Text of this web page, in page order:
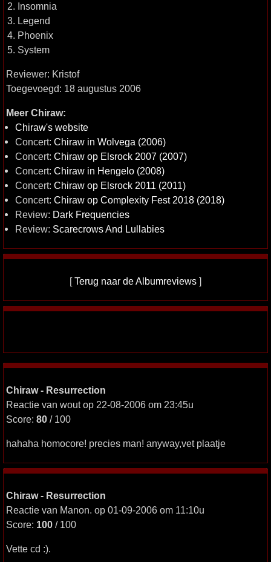
2. Insomnia
3. Legend
4. Phoenix
5. System
Reviewer: Kristof
Toegevoegd: 18 augustus 2006
Meer Chiraw:
Chiraw's website
Concert: Chiraw in Wolvega (2006)
Concert: Chiraw op Elsrock 2007 (2007)
Concert: Chiraw in Hengelo (2008)
Concert: Chiraw op Elsrock 2011 (2011)
Concert: Chiraw op Complexity Fest 2018 (2018)
Review: Dark Frequencies
Review: Scarecrows And Lullabies
[Terug naar de Albumreviews ]
Chiraw - Resurrection
Reactie van wout op 22-08-2006 om 23:45u
Score: 80 / 100
hahaha homocore! precies man! anyway,vet plaatje
Chiraw - Resurrection
Reactie van Manon. op 01-09-2006 om 11:10u
Score: 100 / 100
Vette cd :).